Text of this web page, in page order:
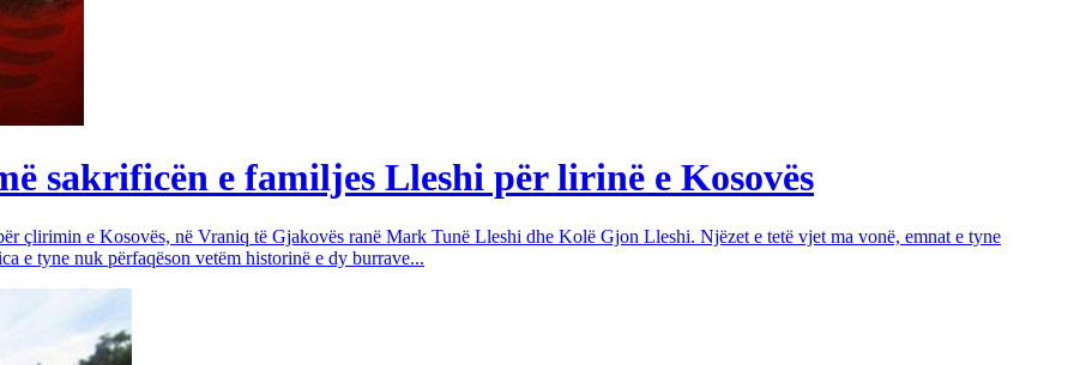
sakrificën e familjes Lleshi për lirinë e Kosovës
çlirimin e Kosovës, në Vraniq të Gjakovës ranë Mark Tunë Lleshi dhe Kolë Gjon Lleshi. Njëzet e tetë vjet ma vonë, emnat e tyne
e tyne nuk përfaqëson vetëm historinë e dy burrave...